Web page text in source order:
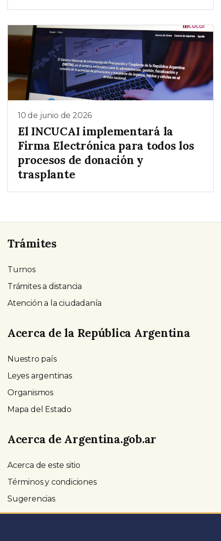
10 de junio de 2026
El INCUCAI implementará la
Firma Electrónica para todos los
procesos de donación y
trasplante
Trámites
Turnos
Trámites a distancia
Atención a la ciudadanía
Acerca de la República Argentina
Nuestro país
Leyes argentinas
Organismos
Mapa del Estado
Acerca de Argentina.gob.ar
Acerca de este sitio
Términos y condiciones
Sugerencias